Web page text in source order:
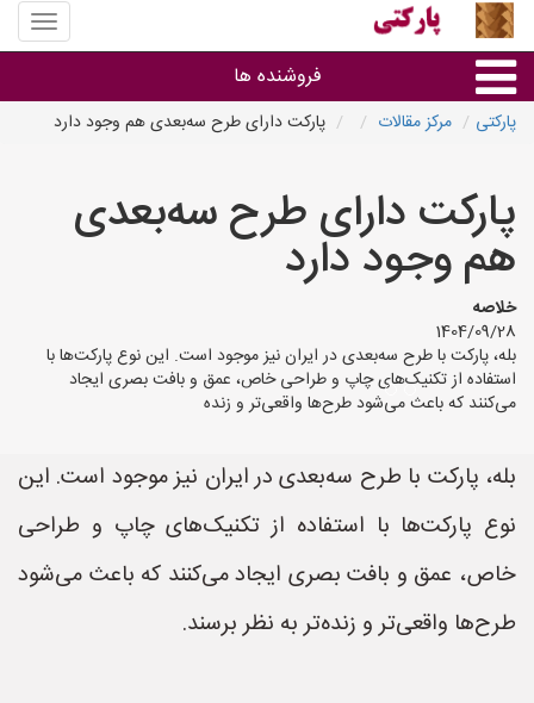
منوی
سایت
فروشنده ها
استان ها
پارکتی مرکز مقالات پارکت دارای طرح سه‌بعدی هم وجود دارد
پارکت دارای طرح سه‌بعدی
هم وجود دارد
خلاصه
1404/09/28
بله، پارکت با طرح سه‌بعدی در ایران نیز موجود است. این نوع پارکت‌ها با
استفاده از تکنیک‌های چاپ و طراحی خاص، عمق و بافت بصری ایجاد
می‌کنند که باعث می‌شود طرح‌ها واقعی‌تر و زنده‌
بله، پارکت با طرح سه‌بعدی در ایران نیز موجود است. این
نوع پارکت‌ها با استفاده از تکنیک‌های چاپ و طراحی
خاص، عمق و بافت بصری ایجاد می‌کنند که باعث می‌شود
طرح‌ها واقعی‌تر و زنده‌تر به نظر برسند.